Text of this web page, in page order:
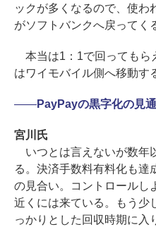
ックが多くなるので、使わ
がソフトバンクへ戻ってく
本当は1：1で回ってもら
はワイモバイル側へ移動す
――PayPayの黒字化の見
宮川氏
いつとは言えないが数年
る。決済手数料有料化も達
の見合い。コントロールし
近くには来ている。もう少
っかりとした回収時期に入